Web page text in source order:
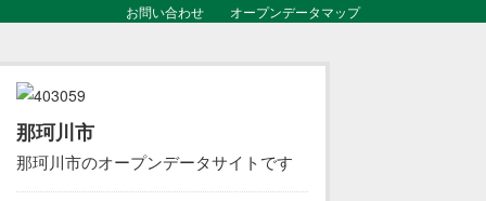
お問い合わせ オープンデータマップ
那珂川市
那珂川市のオープンデータサイトです